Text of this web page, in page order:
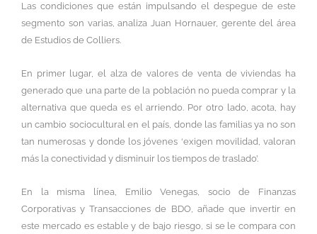
Las condiciones que están impulsando el despegue de este
segmento son varias, analiza Juan Hornauer, gerente del área
de Estudios de Colliers.
En primer lugar, el alza de valores de venta de viviendas ha
generado que una parte de la población no pueda comprar y la
alternativa que queda es el arriendo. Por otro lado, acota, hay
un cambio sociocultural en el país, donde las familias ya no son
tan numerosas y donde los jóvenes ‘exigen movilidad, valoran
más la conectividad y disminuir los tiempos de traslado’.
En la misma línea, Emilio Venegas, socio de Finanzas
Corporativas y Transacciones de BDO, añade que invertir en
este mercado es estable y de bajo riesgo, si se le compara con